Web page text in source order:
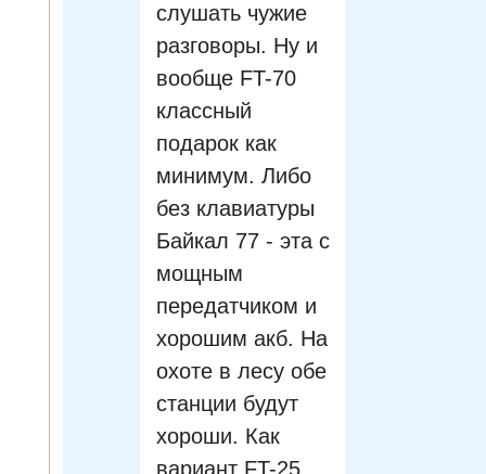
слушать чужие
разговоры. Ну и
вообще FT-70
классный
подарок как
минимум. Либо
без клавиатуры
Байкал 77 - эта с
мощным
передатчиком и
хорошим акб. На
охоте в лесу обе
станции будут
хороши. Как
вариант FT-25,